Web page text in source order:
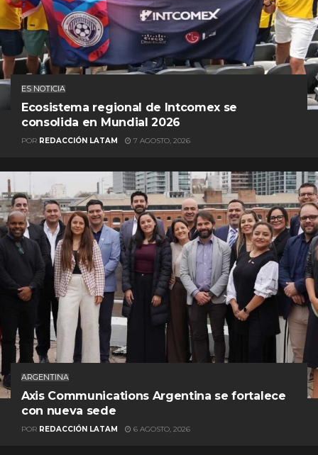
ES NOTICIA
Ecosistema regional de Intcomex se
consolida en Mundial 2026
POR REDACCIÓN LATAM 7 AGOSTO, 2026
ARGENTINA
Axis Communications Argentina se fortalece
con nueva sede
POR REDACCIÓN LATAM 6 AGOSTO, 2026